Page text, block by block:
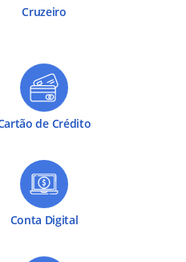
Cruzeiro
de Crédito
Conta Digital